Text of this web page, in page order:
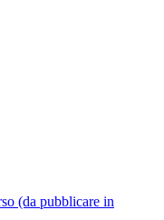
(da pubblicare in